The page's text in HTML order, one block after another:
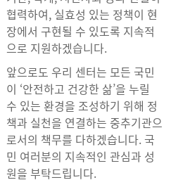
협력하여, 실효성 있는 정책이 현
장에서 구현될 수 있도록 지속적
으로 지원하겠습니다.
앞으로도 우리 센터는 모든 국민
이 ‘안전하고 건강한 삶’을 누릴
수 있는 환경을 조성하기 위해 정
책과 실천을 연결하는 중추기관으
로서의 책무를 다하겠습니다. 국
민 여러분의 지속적인 관심과 성
원을 부탁드립니다.